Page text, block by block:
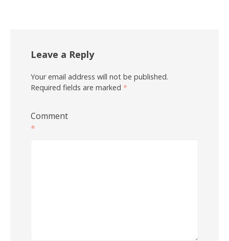
Leave a Reply
Your email address will not be published.
Required fields are marked *
Comment
*